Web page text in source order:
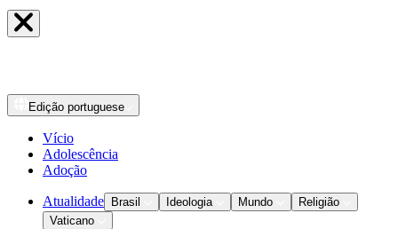
Edição portuguese
Vício
Adolescência
Adoção
Atualidade Brasil Ideologia Mundo
Religião
Vaticano